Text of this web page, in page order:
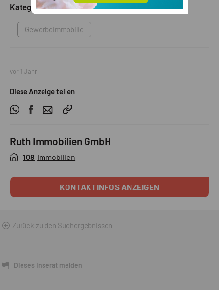
Kategorie
Gewerbeimmobilie
vor 1 Jahr
Diese Anzeige teilen
Ruth Immobilien GmbH
108 Immobilien
KONTAKTINFOS ANZEIGEN
Zurück zu den Suchergebnissen
Dieses Inserat melden